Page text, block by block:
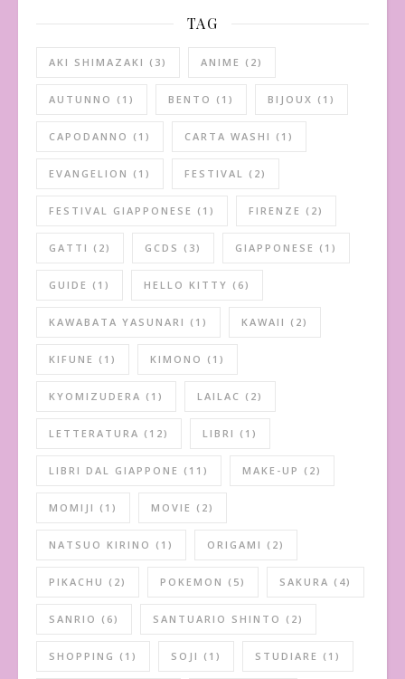
TAG
AKI SHIMAZAKI (3) ANIME (2)
AUTUNNO (1) BENTO (1) BIJOUX (1)
CAPODANNO (1) CARTA WASHI (1)
EVANGELION (1) FESTIVAL (2)
FESTIVAL GIAPPONESE (1) FIRENZE (2)
GATTI (2) GCDS (3) GIAPPONESE (1)
GUIDE (1) HELLO KITTY (6)
KAWABATA YASUNARI (1) KAWAII (2)
KIFUNE (1) KIMONO (1)
KYOMIZUDERA (1) LAILAC (2)
LETTERATURA (12) LIBRI (1)
LIBRI DAL GIAPPONE (11) MAKE-UP (2)
MOMIJI (1) MOVIE (2)
NATSUO KIRINO (1) ORIGAMI (2)
PIKACHU (2) POKEMON (5) SAKURA (4)
SANRIO (6) SANTUARIO SHINTO (2)
SHOPPING (1) SOJI (1) STUDIARE (1)